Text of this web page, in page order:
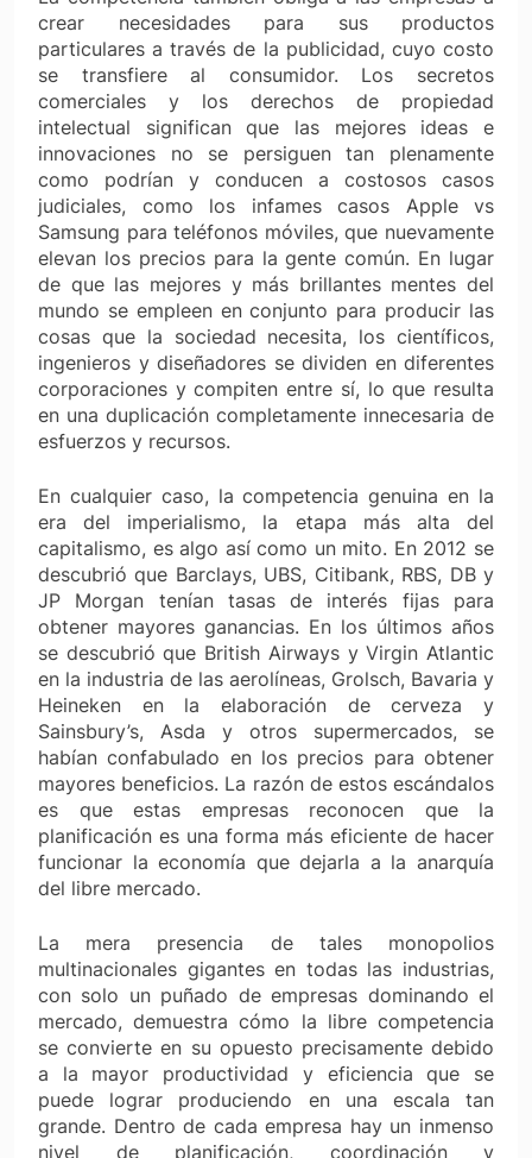
crear necesidades para sus productos
particulares a través de la publicidad, cuyo costo
se transfiere al consumidor. Los secretos
comerciales y los derechos de propiedad
intelectual significan que las mejores ideas e
innovaciones no se persiguen tan plenamente
como podrían y conducen a costosos casos
judiciales, como los infames casos Apple vs
Samsung para teléfonos móviles, que nuevamente
elevan los precios para la gente común. En lugar
de que las mejores y más brillantes mentes del
mundo se empleen en conjunto para producir las
cosas que la sociedad necesita, los científicos,
ingenieros y diseñadores se dividen en diferentes
corporaciones y compiten entre sí, lo que resulta
en una duplicación completamente innecesaria de
esfuerzos y recursos.
En cualquier caso, la competencia genuina en la
era del imperialismo, la etapa más alta del
capitalismo, es algo así como un mito. En 2012 se
descubrió que Barclays, UBS, Citibank, RBS, DB y
JP Morgan tenían tasas de interés fijas para
obtener mayores ganancias. En los últimos años
se descubrió que British Airways y Virgin Atlantic
en la industria de las aerolíneas, Grolsch, Bavaria y
Heineken en la elaboración de cerveza y
Sainsbury’s, Asda y otros supermercados, se
habían confabulado en los precios para obtener
mayores beneficios. La razón de estos escándalos
es que estas empresas reconocen que la
planificación es una forma más eficiente de hacer
funcionar la economía que dejarla a la anarquía
del libre mercado.
La mera presencia de tales monopolios
multinacionales gigantes en todas las industrias,
con solo un puñado de empresas dominando el
mercado, demuestra cómo la libre competencia
se convierte en su opuesto precisamente debido
a la mayor productividad y eficiencia que se
puede lograr produciendo en una escala tan
grande. Dentro de cada empresa hay un inmenso
nivel de planificación, coordinación y